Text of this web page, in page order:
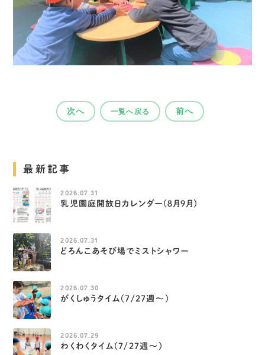
次へ 一覧へ戻る 前へ
最新記事
2026.07.31
乳児園庭開放日カレンダー（８月９月）
2026.07.31
どろんこあそび場でミストシャワー
2026.07.30
がくしゅうタイム（7/27週～）
2026.07.29
わくわくタイム（7/27週～）